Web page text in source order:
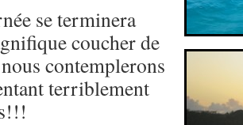
se terminera
coucher de
contemplerons
terriblement